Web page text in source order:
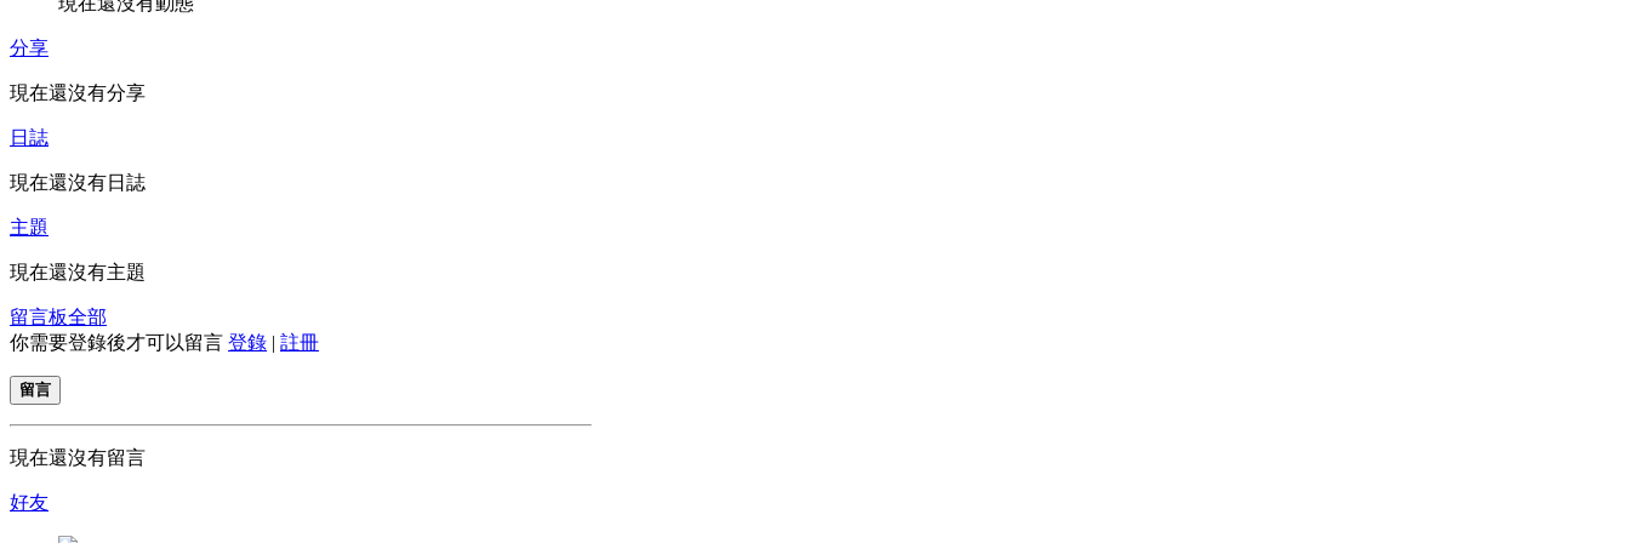
分享
現在還沒有分享
日誌
現在還沒有日誌
主題
現在還沒有主題
留言板全部
你需要登錄後才可以留言 登錄 | 註冊
留言
現在還沒有留言
好友